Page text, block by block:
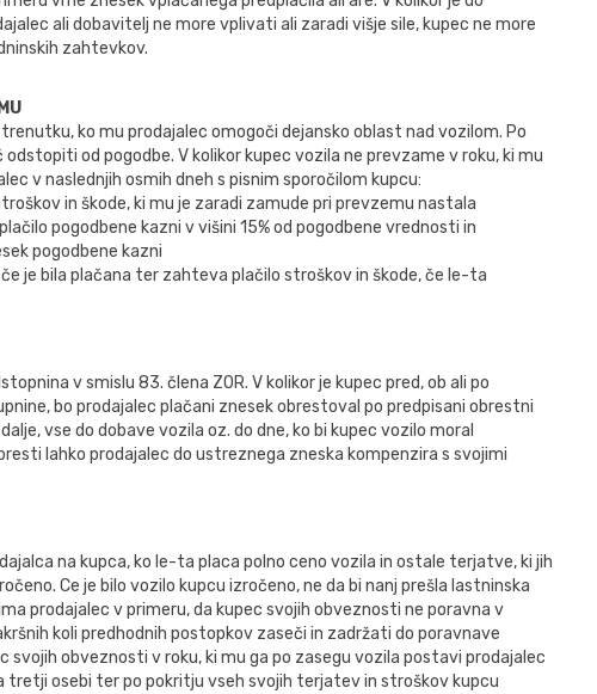
ali dobavitelj ne more vplivati ali zaradi višje sile, kupec ne more
zahtevkov.
ko mu prodajalec omogoči dejansko oblast nad vozilom. Po
od pogodbe. V kolikor kupec vozila ne prevzame v roku, ki mu
v naslednjih osmih dneh s pisnim sporočilom kupcu:
in škode, ki mu je zaradi zamude pri prevzemu nastala
pogodbene kazni v višini 15% od pogodbene vrednosti in
pogodbene kazni
je bila plačana ter zahteva plačilo stroškov in škode, če le-ta
v smislu 83. člena ZOR. V kolikor je kupec pred, ob ali po
bo prodajalec plačani znesek obrestoval po predpisani obrestni
vse do dobave vozila oz. do dne, ko bi kupec vozilo moral
lahko prodajalec do ustreznega zneska kompenzira s svojimi
na kupca, ko le-ta placa polno ceno vozila in ostale terjatve, ki jih
Ce je bilo vozilo kupcu izročeno, ne da bi nanj prešla lastninska
prodajalec v primeru, da kupec svojih obveznosti ne poravna v
koli predhodnih postopkov zaseči in zadržati do poravnave
svojih obveznosti v roku, ki mu ga po zasegu vozila postavi prodajalec
tretji osebi ter po pokritju vseh svojih terjatev in stroškov kupcu